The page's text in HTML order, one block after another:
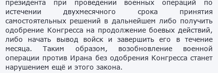
президента при проведении военных операций по
истечении двухмесячного срока принятия
самостоятельных решений в дальнейшем либо получить
одобрение Конгресса на продолжение боевых действий,
либо начать вывод войск и завершить его в течение
месяца. Таким образом, возобновление военной
операции против Ирана без одобрения Конгресса станет
нарушением ещё и этого закона.